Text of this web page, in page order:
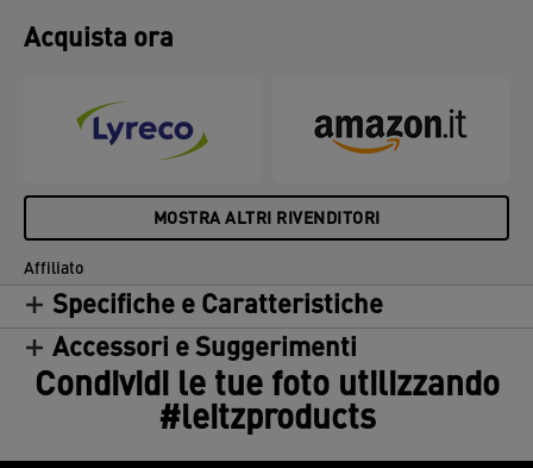
Acquista ora
MOSTRA ALTRI RIVENDITORI
Affiliato
Specifiche e Caratteristiche
Accessori e Suggerimenti
Condividi le tue foto utilizzando
#leitzproducts